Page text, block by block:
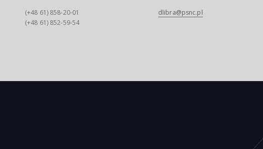
(+48 61) 858-20-01
(+48 61) 852-59-54
dlibra@psnc.pl